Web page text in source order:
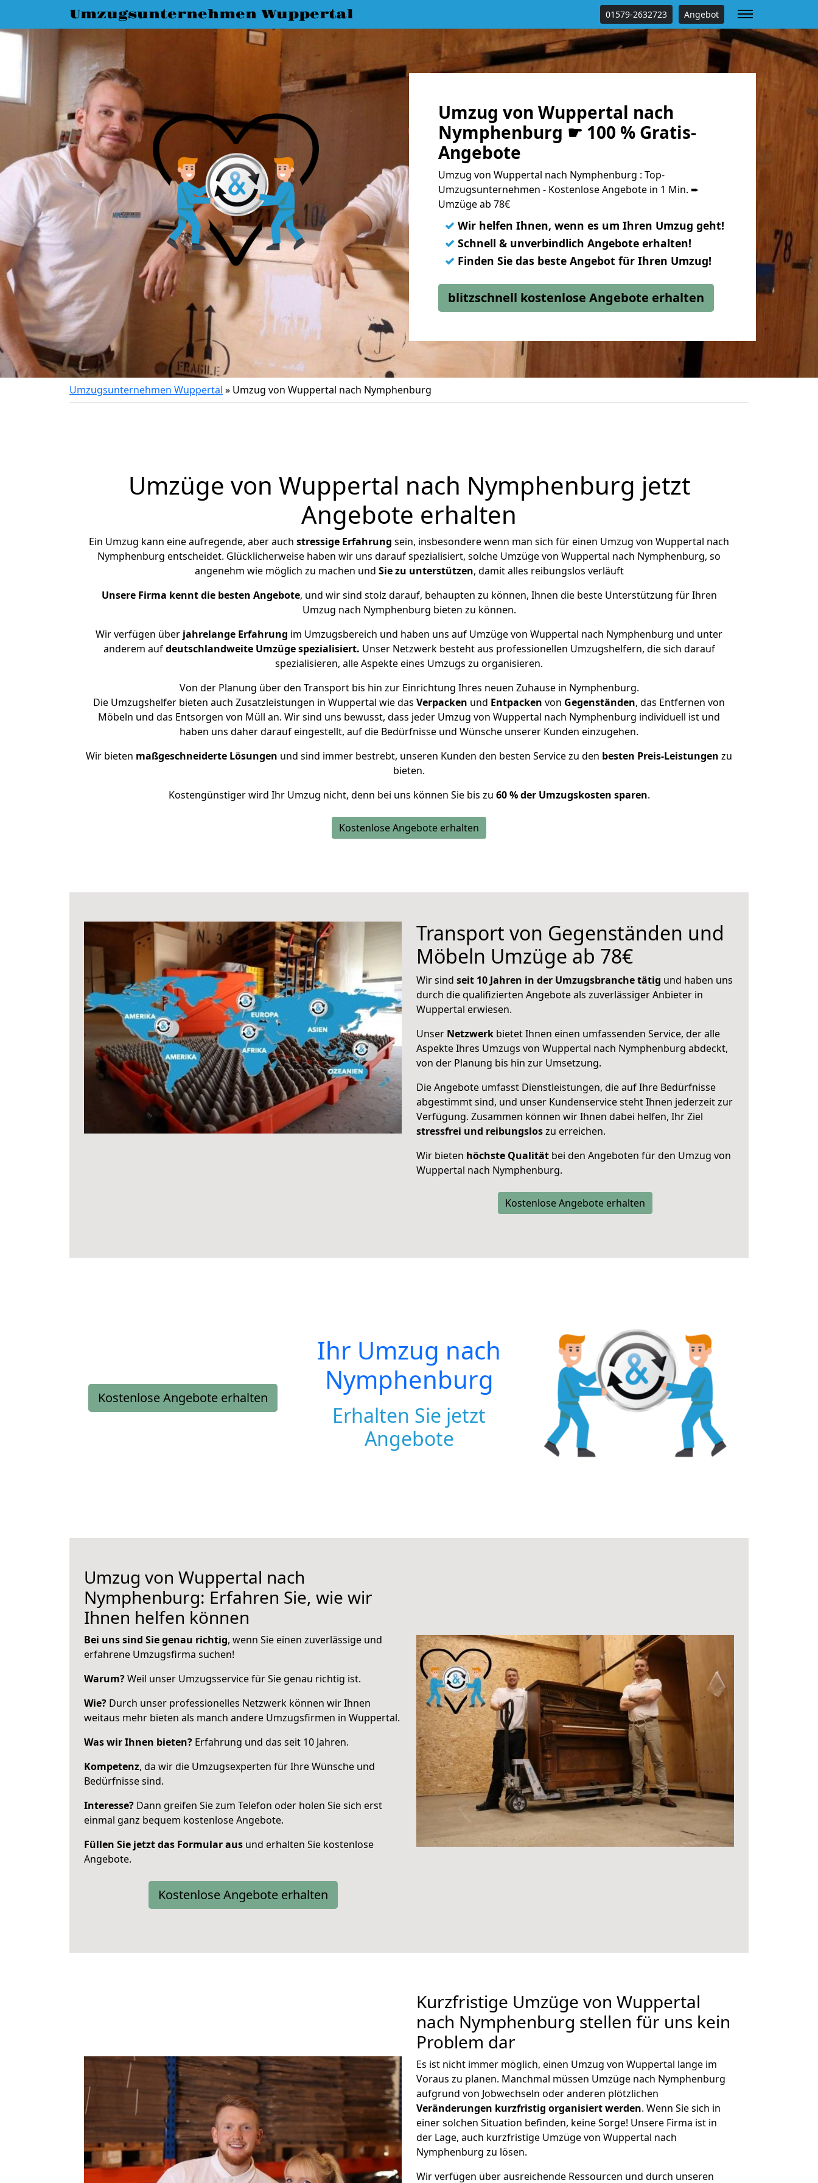
Umzugsunternehmen Wuppertal 01579-2632723 Angebot
Umzug von Wuppertal nach
Nymphenburg ☛ 100 % Gratis-
Angebote
Umzug von Wuppertal nach Nymphenburg : Top-
Umzugsunternehmen - Kostenlose Angebote in 1 Min. ➨
Umzüge ab 78€
✓ Wir helfen Ihnen, wenn es um Ihren Umzug geht!
✓ Schnell & unverbindlich Angebote erhalten!
✓ Finden Sie das beste Angebot für Ihren Umzug!
blitzschnell kostenlose Angebote erhalten
Umzugsunternehmen Wuppertal » Umzug von Wuppertal nach Nymphenburg
Umzüge von Wuppertal nach Nymphenburg jetzt
Angebote erhalten
Ein Umzug kann eine aufregende, aber auch stressige Erfahrung sein, insbesondere wenn man sich für einen Umzug von Wuppertal nach
Nymphenburg entscheidet. Glücklicherweise haben wir uns darauf spezialisiert, solche Umzüge von Wuppertal nach Nymphenburg, so
angenehm wie möglich zu machen und Sie zu unterstützen, damit alles reibungslos verläuft
Unsere Firma kennt die besten Angebote, und wir sind stolz darauf, behaupten zu können, Ihnen die beste Unterstützung für Ihren
Umzug nach Nymphenburg bieten zu können.
Wir verfügen über jahrelange Erfahrung im Umzugsbereich und haben uns auf Umzüge von Wuppertal nach Nymphenburg und unter
anderem aufdeutschlandweite Umzüge spezialisiert. Unser Netzwerk besteht aus professionellen Umzugshelfern, die sich darauf
spezialisieren, alle Aspekte eines Umzugs zu organisieren.
Von der Planung über den Transport bis hin zur Einrichtung Ihres neuen Zuhause in Nymphenburg.
Die Umzugshelfer bieten auch Zusatzleistungen in Wuppertal wie das Verpacken und Entpacken von Gegenständen, das Entfernen von
Möbeln und das Entsorgen von Müll an. Wir sind uns bewusst, dass jeder Umzug von Wuppertal nach Nymphenburg individuell ist und
haben uns daher darauf eingestellt, auf die Bedürfnisse und Wünsche unserer Kunden einzugehen.
Wir bieten maßgeschneiderte Lösungen und sind immer bestrebt, unseren Kunden den besten Service zu den besten Preis-Leistungen zu
bieten.
Kostengünstiger wird Ihr Umzug nicht, denn bei uns können Sie bis zu 60 % der Umzugskosten sparen.
Kostenlose Angebote erhalten
Transport von Gegenständen und
Möbeln Umzüge ab 78€
Wir sind seit 10 Jahren in der Umzugsbranche tätig und haben uns
durch die qualifizierten Angebote als zuverlässiger Anbieter in
Wuppertal erwiesen.
Unser Netzwerk bietet Ihnen einen umfassenden Service, der alle
Aspekte Ihres Umzugs von Wuppertal nach Nymphenburg abdeckt,
von der Planung bis hin zur Umsetzung.
Die Angebote umfasst Dienstleistungen, die auf Ihre Bedürfnisse
abgestimmt sind, und unser Kundenservice steht Ihnen jederzeit zur
Verfügung. Zusammen können wir Ihnen dabei helfen, Ihr Ziel
stressfrei und reibungsloszu erreichen.
Wir bieten höchste Qualität bei den Angeboten für den Umzug von
Wuppertal nach Nymphenburg.
Kostenlose Angebote erhalten
Kostenlose Angebote erhalten
Ihr Umzug nach
Nymphenburg
Erhalten Sie jetzt
Angebote
Umzug von Wuppertal nach
Nymphenburg: Erfahren Sie, wie wir
Ihnen helfen können
Bei uns sind Sie genau richtig, wenn Sie einen zuverlässige und
erfahrene Umzugsfirma suchen!
Warum?Weil unser Umzugsservice für Sie genau richtig ist.
Wie? Durch unser professionelles Netzwerk können wir Ihnen
weitaus mehr bieten als manch andere Umzugsfirmen in Wuppertal.
Was wir Ihnen bieten? Erfahrung und das seit 10 Jahren.
Kompetenz, da wir die Umzugsexperten für Ihre Wünsche und
Bedürfnisse sind.
Interesse? Dann greifen Sie zum Telefon oder holen Sie sich erst
einmal ganz bequem kostenlose Angebote.
Füllen Sie jetzt das Formular aus und erhalten Sie kostenlose
Angebote.
Kostenlose Angebote erhalten
Kurzfristige Umzüge von Wuppertal
nach Nymphenburg stellen für uns kein
Problem dar
Es ist nicht immer möglich, einen Umzug von Wuppertal lange im
Voraus zu planen. Manchmal müssen Umzüge nach Nymphenburg
aufgrund von Jobwechseln oder anderen plötzlichen
Veränderungen kurzfristig organisiert werden. Wenn Sie sich in
einer solchen Situation befinden, keine Sorge! Unsere Firma ist in
der Lage, auch kurzfristige Umzüge von Wuppertal nach
Nymphenburg zu lösen.
Wir verfügen über ausreichende Ressourcen und durch unseren